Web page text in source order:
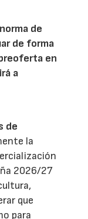
de
de forma
en
a
de
la
2026/27
que
para